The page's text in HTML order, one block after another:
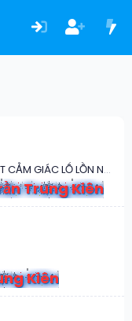
GIẬT LIÊN HỒI & RUN BẦN BẬT VÌ SƯỚNG LÊN ĐỈNH THÌ ADD ZALO ANH NÈ !!
Trung Kiên
Kiên